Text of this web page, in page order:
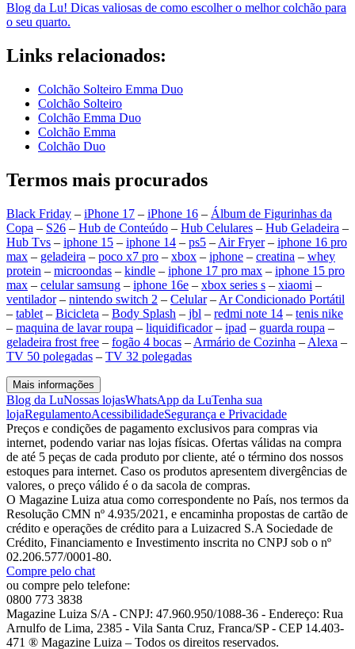
Blog da Lu! Dicas valiosas de como escolher o melhor colchão para
o seu quarto.
Links relacionados:
Colchão Solteiro Emma Duo
Colchão Solteiro
Colchão Emma Duo
Colchão Emma
Colchão Duo
Termos mais procurados
Black Friday – iPhone 17 – iPhone 16 – Álbum de Figurinhas da
Copa – S26 – Hub de Conteúdo – Hub Celulares – Hub Geladeira –
Hub Tvs – iphone 15 – iphone 14 – ps5 – Air Fryer– iphone 16 pro
max – geladeira – poco x7 pro – xbox – iphone – creatina – whey
protein – microondas – kindle – iphone 17 pro max – iphone 15 pro
max – celular samsung – iphone 16e – xbox series s – xiaomi –
ventilador– nintendo switch 2 – Celular– Ar Condicionado Portátil
– tablet – Bicicleta – Body Splash – jbl – redmi note 14 – tenis nike
– maquina de lavar roupa – liquidificador– ipad – guarda roupa –
geladeira frost free – fogão 4 bocas – Armário de Cozinha – Alexa –
TV 50 polegadas – TV 32 polegadas
Mais informações
Blog da LuNossas lojasWhatsApp da LuTenha sua
lojaRegulamentoAcessibilidadeSegurança e Privacidade
Preços e condições de pagamento exclusivos para compras via
internet, podendo variar nas lojas físicas. Ofertas válidas na compra
de até 5 peças de cada produto por cliente, até o término dos nossos
estoques para internet. Caso os produtos apresentem divergências de
valores, o preço válido é o da sacola de compras.
O Magazine Luiza atua como correspondente no País, nos termos da
Resolução CMN nº 4.935/2021, e encaminha propostas de cartão de
crédito e operações de crédito para a Luizacred S.A Sociedade de
Crédito, Financiamento e Investimento inscrita no CNPJ sob o nº
02.206.577/0001-80.
Compre pelo chat
ou compre pelo telefone:
0800 773 3838
Magazine Luiza S/A - CNPJ: 47.960.950/1088-36 - Endereço: Rua
Arnulfo de Lima, 2385 - Vila Santa Cruz, Franca/SP - CEP 14.403-
471 ® Magazine Luiza – Todos os direitos reservados.